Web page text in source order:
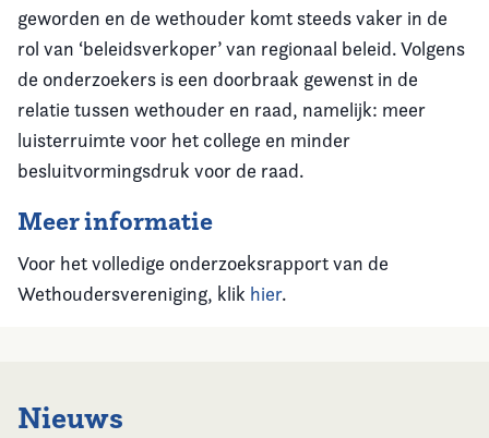
geworden en de wethouder komt steeds vaker in de
rol van ‘beleidsverkoper’ van regionaal beleid. Volgens
de onderzoekers is een doorbraak gewenst in de
relatie tussen wethouder en raad, namelijk: meer
luisterruimte voor het college en minder
besluitvormingsdruk voor de raad.
Meer informatie
Voor het volledige onderzoeksrapport van de
Wethoudersvereniging, klik hier.
Nieuws